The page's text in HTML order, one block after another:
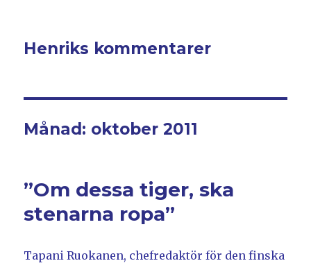
Henriks kommentarer
Månad: oktober 2011
”Om dessa tiger, ska
stenarna ropa”
Tapani Ruokanen, chefredaktör för den finska